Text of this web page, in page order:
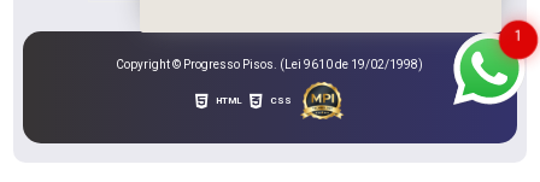
Copyright © Progresso Pisos. (Lei 9610 de 19/02/1998)
HTML CSS
1